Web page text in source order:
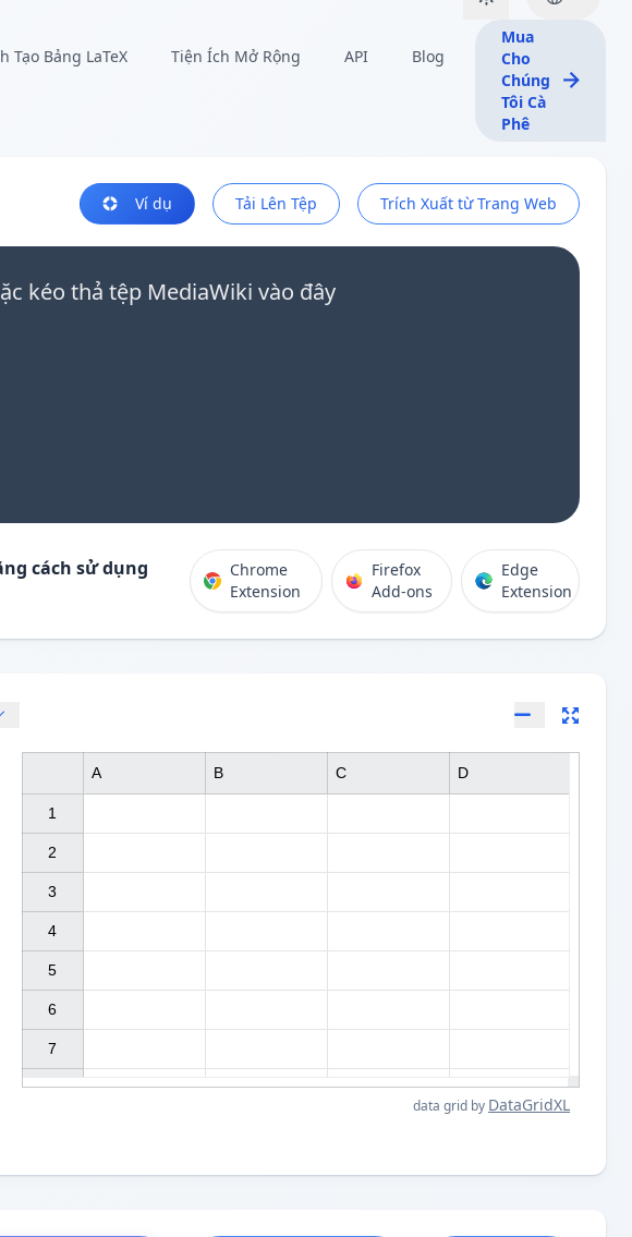
Tạo Bảng LaTeX Tiện Ích Mở Rộng API Blog
Mua
Cho
Chúng
Tôi Cà
Phê
Ví dụ Tải Lên Tệp Trích Xuất từ Trang Web
kéo thả tệp MediaWiki vào đây
cách sử dụng
Chrome
Extension
Firefox
Add-ons
Edge
Extension
1
2
3
4
5
6
7
A B C D
data grid by DataGridXL